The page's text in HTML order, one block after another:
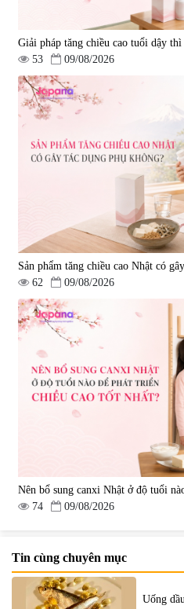
Giải pháp tăng chiều cao tuổi dậy
53
09/08/2026
Sản phẩm tăng chiều cao Nhật có
62
09/08/2026
Nên bổ sung canxi Nhật ở độ tuổi
74
09/08/2026
Tin cùng chuyên mục
Uống